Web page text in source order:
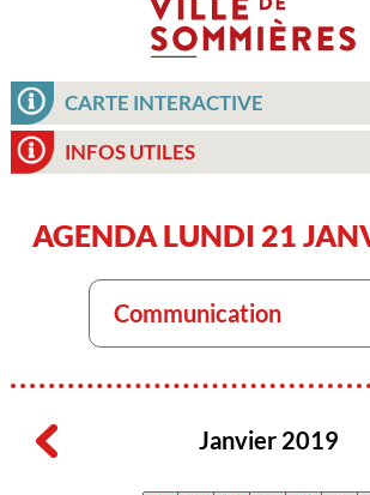
CARTE INTERACTIVE
INFOS UTILES
AGENDA LUNDI 21
Communication
Janvier 2019